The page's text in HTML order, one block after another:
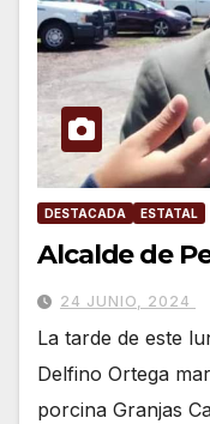
DESTACADA ESTATAL
Alcalde de
24 JUNIO, 2024
La tarde de este
Delfino Ortega
porcina Granjas